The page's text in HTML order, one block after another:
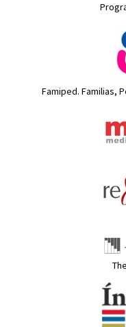
Famiped. Familias,